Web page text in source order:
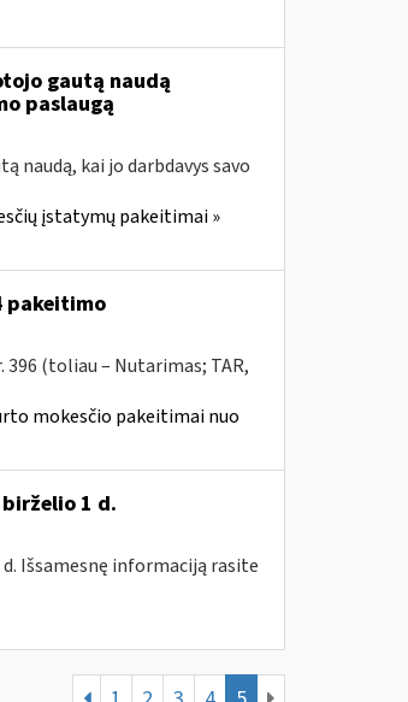
gautą naudą
paslaugą
naudą, kai jo darbdavys savo
įstatymų pakeitimai »
pakeitimo
396 (toliau – Nutarimas; TAR,
mokesčio pakeitimai nuo
1 d.
Išsamesnę informaciją rasite